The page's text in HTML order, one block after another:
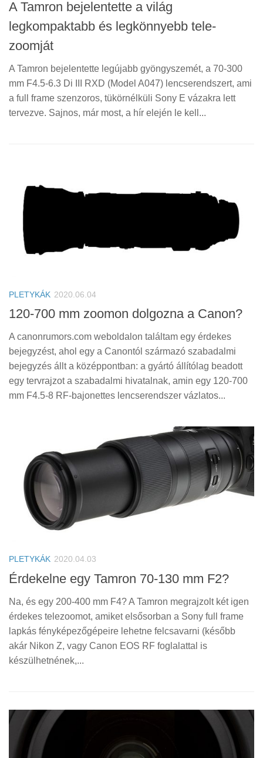
A Tamron bejelentette a világ
legkompaktabb és legkönnyebb tele-
zoomját
A Tamron bejelentette legújabb gyöngyszemét, a 70-300
mm F4.5-6.3 Di III RXD (Model A047) lencserendszert, ami
a full frame szenzoros, tükörnélküli Sony E vázakra lett
tervezve. Sajnos, már most, a hír elején le kell...
PLETYKÁK 2020.06.04
120-700 mm zoomon dolgozna a Canon?
A canonrumors.com weboldalon találtam egy érdekes
bejegyzést, ahol egy a Canontól származó szabadalmi
bejegyzés állt a középpontban: a gyártó állítólag beadott
egy tervrajzot a szabadalmi hivatalnak, amin egy 120-700
mm F4.5-8 RF-bajonettes lencserendszer vázlatos...
PLETYKÁK 2020.04.03
Érdekelne egy Tamron 70-130 mm F2?
Na, és egy 200-400 mm F4? A Tamron megrajzolt két igen
érdekes telezoomot, amiket elsősorban a Sony full frame
lapkás fényképezőgépeire lehetne felcsavarni (később
akár Nikon Z, vagy Canon EOS RF foglalattal is
készülhetnének,...